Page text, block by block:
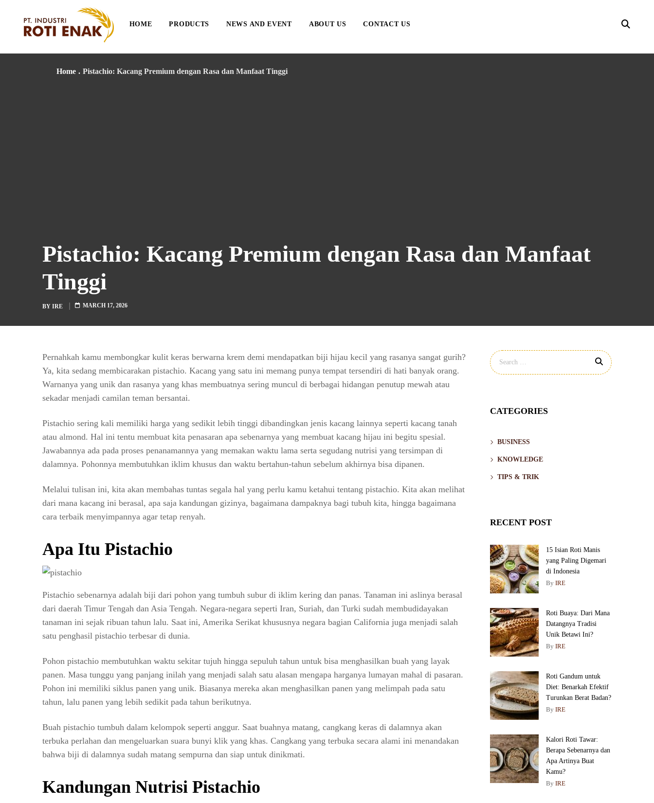
HOME PRODUCTS NEWS AND EVENT ABOUT US CONTACT US
Home . Pistachio: Kacang Premium dengan Rasa dan Manfaat Tinggi
Pistachio: Kacang Premium dengan Rasa dan Manfaat
Tinggi
BY IRE MARCH 17, 2026
Pernahkah kamu membongkar kulit keras berwarna krem demi mendapatkan biji hijau kecil yang rasanya sangat gurih?
Ya, kita sedang membicarakan pistachio. Kacang yang satu ini memang punya tempat tersendiri di hati banyak orang.
Warnanya yang unik dan rasanya yang khas membuatnya sering muncul di berbagai hidangan penutup mewah atau
sekadar menjadi camilan teman bersantai.
Pistachio sering kali memiliki harga yang sedikit lebih tinggi dibandingkan jenis kacang lainnya seperti kacang tanah
atau almond. Hal ini tentu membuat kita penasaran apa sebenarnya yang membuat kacang hijau ini begitu spesial.
Jawabannya ada pada proses penanamannya yang memakan waktu lama serta segudang nutrisi yang tersimpan di
dalamnya. Pohonnya membutuhkan iklim khusus dan waktu bertahun-tahun sebelum akhirnya bisa dipanen.
Melalui tulisan ini, kita akan membahas tuntas segala hal yang perlu kamu ketahui tentang pistachio. Kita akan melihat
dari mana kacang ini berasal, apa saja kandungan gizinya, bagaimana dampaknya bagi tubuh kita, hingga bagaimana
cara terbaik menyimpannya agar tetap renyah.
Apa Itu Pistachio
Pistachio sebenarnya adalah biji dari pohon yang tumbuh subur di iklim kering dan panas. Tanaman ini aslinya berasal
dari daerah Timur Tengah dan Asia Tengah. Negara-negara seperti Iran, Suriah, dan Turki sudah membudidayakan
tanaman ini sejak ribuan tahun lalu. Saat ini, Amerika Serikat khususnya negara bagian California juga menjadi salah
satu penghasil pistachio terbesar di dunia.
Pohon pistachio membutuhkan waktu sekitar tujuh hingga sepuluh tahun untuk bisa menghasilkan buah yang layak
panen. Masa tunggu yang panjang inilah yang menjadi salah satu alasan mengapa harganya lumayan mahal di pasaran.
Pohon ini memiliki siklus panen yang unik. Biasanya mereka akan menghasilkan panen yang melimpah pada satu
tahun, lalu panen yang lebih sedikit pada tahun berikutnya.
Buah pistachio tumbuh dalam kelompok seperti anggur. Saat buahnya matang, cangkang keras di dalamnya akan
terbuka perlahan dan mengeluarkan suara bunyi klik yang khas. Cangkang yang terbuka secara alami ini menandakan
bahwa biji di dalamnya sudah matang sempurna dan siap untuk dinikmati.
Kandungan Nutrisi Pistachio
CATEGORIES
BUSINESS
KNOWLEDGE
TIPS & TRIK
RECENT POST
15 Isian Roti Manis
yang Paling Digemari
di Indonesia
By IRE
Roti Buaya: Dari Mana
Datangnya Tradisi
Unik Betawi Ini?
By IRE
Roti Gandum untuk
Diet: Benarkah Efektif
Turunkan Berat Badan?
By IRE
Kalori Roti Tawar:
Berapa Sebenarnya dan
Apa Artinya Buat
Kamu?
By IRE